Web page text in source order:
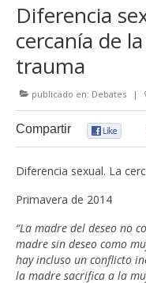
Diferencia
cercanía de
trauma
publicado en: Debates |
Compartir
Diferencia sexual. La
Primavera de 2014
“La madre del deseo no
madre sin deseo como
hay incluso un conflicto
la madre sacrifica a la